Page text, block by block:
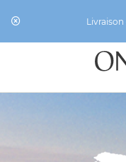
Livraison